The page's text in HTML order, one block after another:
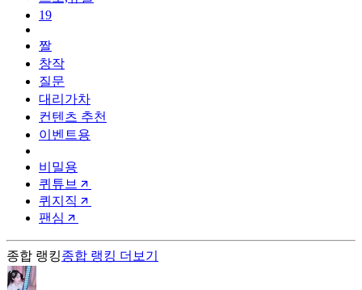
19
짤
창작
질문
대리가차
컨텐츠 추천
이벤트용
비밀용
퀴튜브
퀴지직
팬심
종합 랭킹종합 랭킹 더보기